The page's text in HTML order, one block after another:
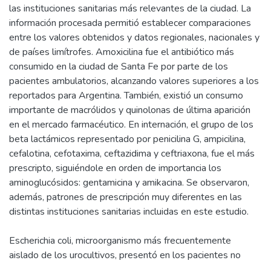
las instituciones sanitarias más relevantes de la ciudad. La
información procesada permitió establecer comparaciones
entre los valores obtenidos y datos regionales, nacionales y
de países limítrofes. Amoxicilina fue el antibiótico más
consumido en la ciudad de Santa Fe por parte de los
pacientes ambulatorios, alcanzando valores superiores a los
reportados para Argentina. También, existió un consumo
importante de macrólidos y quinolonas de última aparición
en el mercado farmacéutico. En internación, el grupo de los
beta lactámicos representado por penicilina G, ampicilina,
cefalotina, cefotaxima, ceftazidima y ceftriaxona, fue el más
prescripto, siguiéndole en orden de importancia los
aminoglucósidos: gentamicina y amikacina. Se observaron,
además, patrones de prescripción muy diferentes en las
distintas instituciones sanitarias incluidas en este estudio.
Escherichia coli, microorganismo más frecuentemente
aislado de los urocultivos, presentó en los pacientes no